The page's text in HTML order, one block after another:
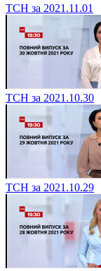
ТСН за 2021.11.01
ТСН за 2021.10.30
ТСН за 2021.10.29